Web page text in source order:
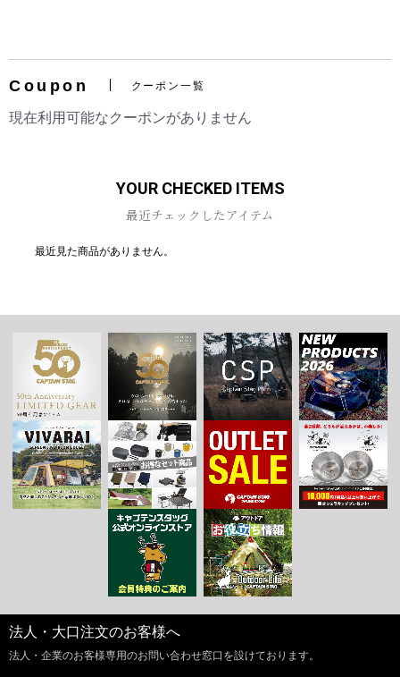
Coupon クーポン一覧
現在利用可能なクーポンがありません
YOUR CHECKED ITEMS
最近チェックしたアイテム
最近見た商品がありません。
法人・大口注文のお客様へ
法人・企業のお客様専用のお問い合わせ窓口を設けております。